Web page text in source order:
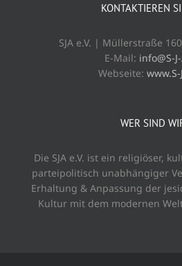
KONTAKTIEREN
SJA e.V. | Müllerstraße
E-Mail: info@S-
Webseite:
WER SIND
Die SJA e.V. ist ein religiöser,
parteipolitisch unabhängiger
Erhaltung & Anpassung der
Kultur mit dem modernen